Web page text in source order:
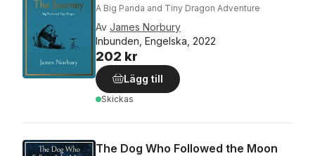
A Big Panda and Tiny Dragon Adventure
Av James Norbury
Inbunden, Engelska, 2022
202 kr
Lägg till
Skickas
The Dog Who Followed the Moon